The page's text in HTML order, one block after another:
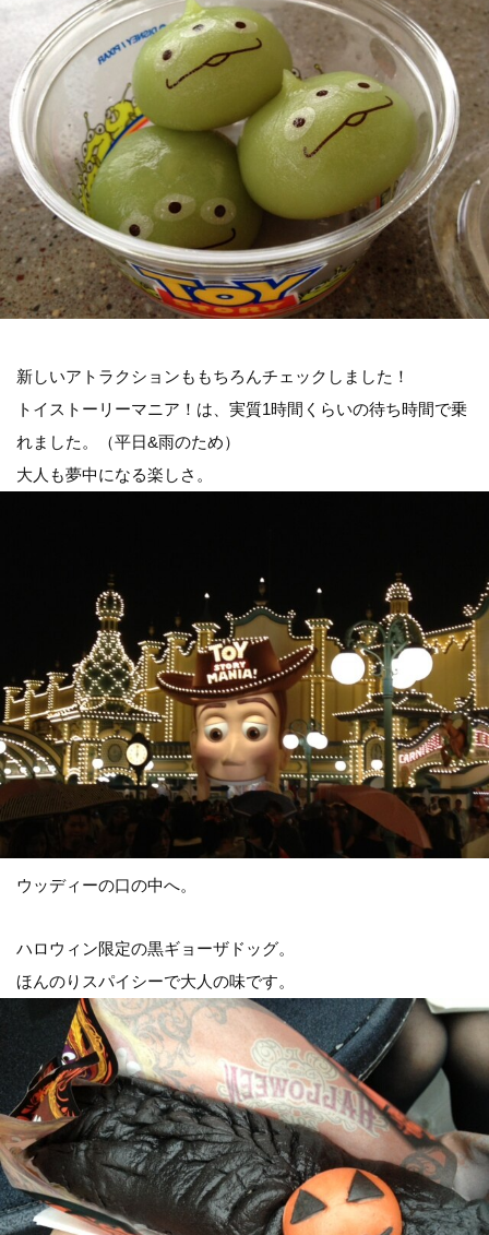
新しいアトラクションももちろんチェックしました！
トイストーリーマニア！は、実質1時間くらいの待ち時間で乗
れました。（平日&雨のため）
大人も夢中になる楽しさ。
ウッディーの口の中へ。
ハロウィン限定の黒ギョーザドッグ。
ほんのりスパイシーで大人の味です。